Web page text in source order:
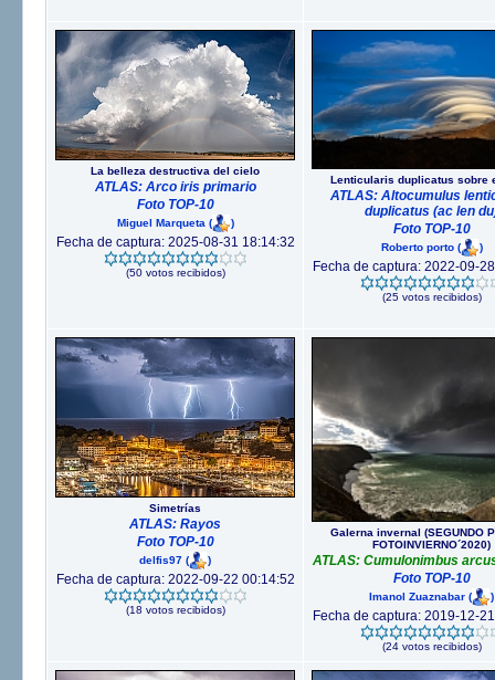
La belleza destructiva del cielo
ATLAS: Arco iris primario
Foto TOP-10
Miguel Marqueta ( )
Fecha de captura: 2025-08-31 18:14:32
(50 votos recibidos)
Lenticularis duplicatus sobre
ATLAS: Altocumulus
duplicatus (ac len
Foto TOP-10
Roberto porto( )
Fecha de captura: 2022-09-
(25 votos recibidos)
Simetrías
ATLAS: Rayos
Foto TOP-10
delfis97 ( )
Fecha de captura: 2022-09-22 00:14:52
(18 votos recibidos)
Galerna invernal (SEGUNDO
FOTOINVIERNO´2020)
ATLAS: Cumulonimbus
Foto TOP-10
Imanol Zuaznabar ( )
Fecha de captura: 2019-12-
(24 votos recibidos)